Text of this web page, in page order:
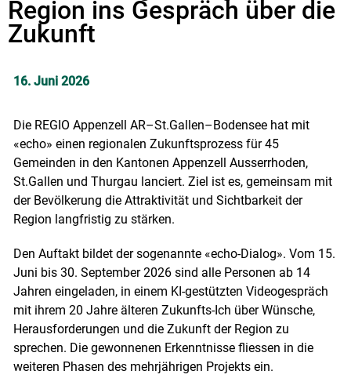
Region ins Gespräch über die
Zukunft
16. Juni 2026
Die REGIO Appenzell AR–St.Gallen–Bodensee hat mit
«echo» einen regionalen Zukunftsprozess für 45
Gemeinden in den Kantonen Appenzell Ausserrhoden,
St.Gallen und Thurgau lanciert. Ziel ist es, gemeinsam mit
der Bevölkerung die Attraktivität und Sichtbarkeit der
Region langfristig zu stärken.
Den Auftakt bildet der sogenannte «echo-Dialog». Vom 15.
Juni bis 30. September 2026 sind alle Personen ab 14
Jahren eingeladen, in einem KI-gestützten Videogespräch
mit ihrem 20 Jahre älteren Zukunfts-Ich über Wünsche,
Herausforderungen und die Zukunft der Region zu
sprechen. Die gewonnenen Erkenntnisse fliessen in die
weiteren Phasen des mehrjährigen Projekts ein.